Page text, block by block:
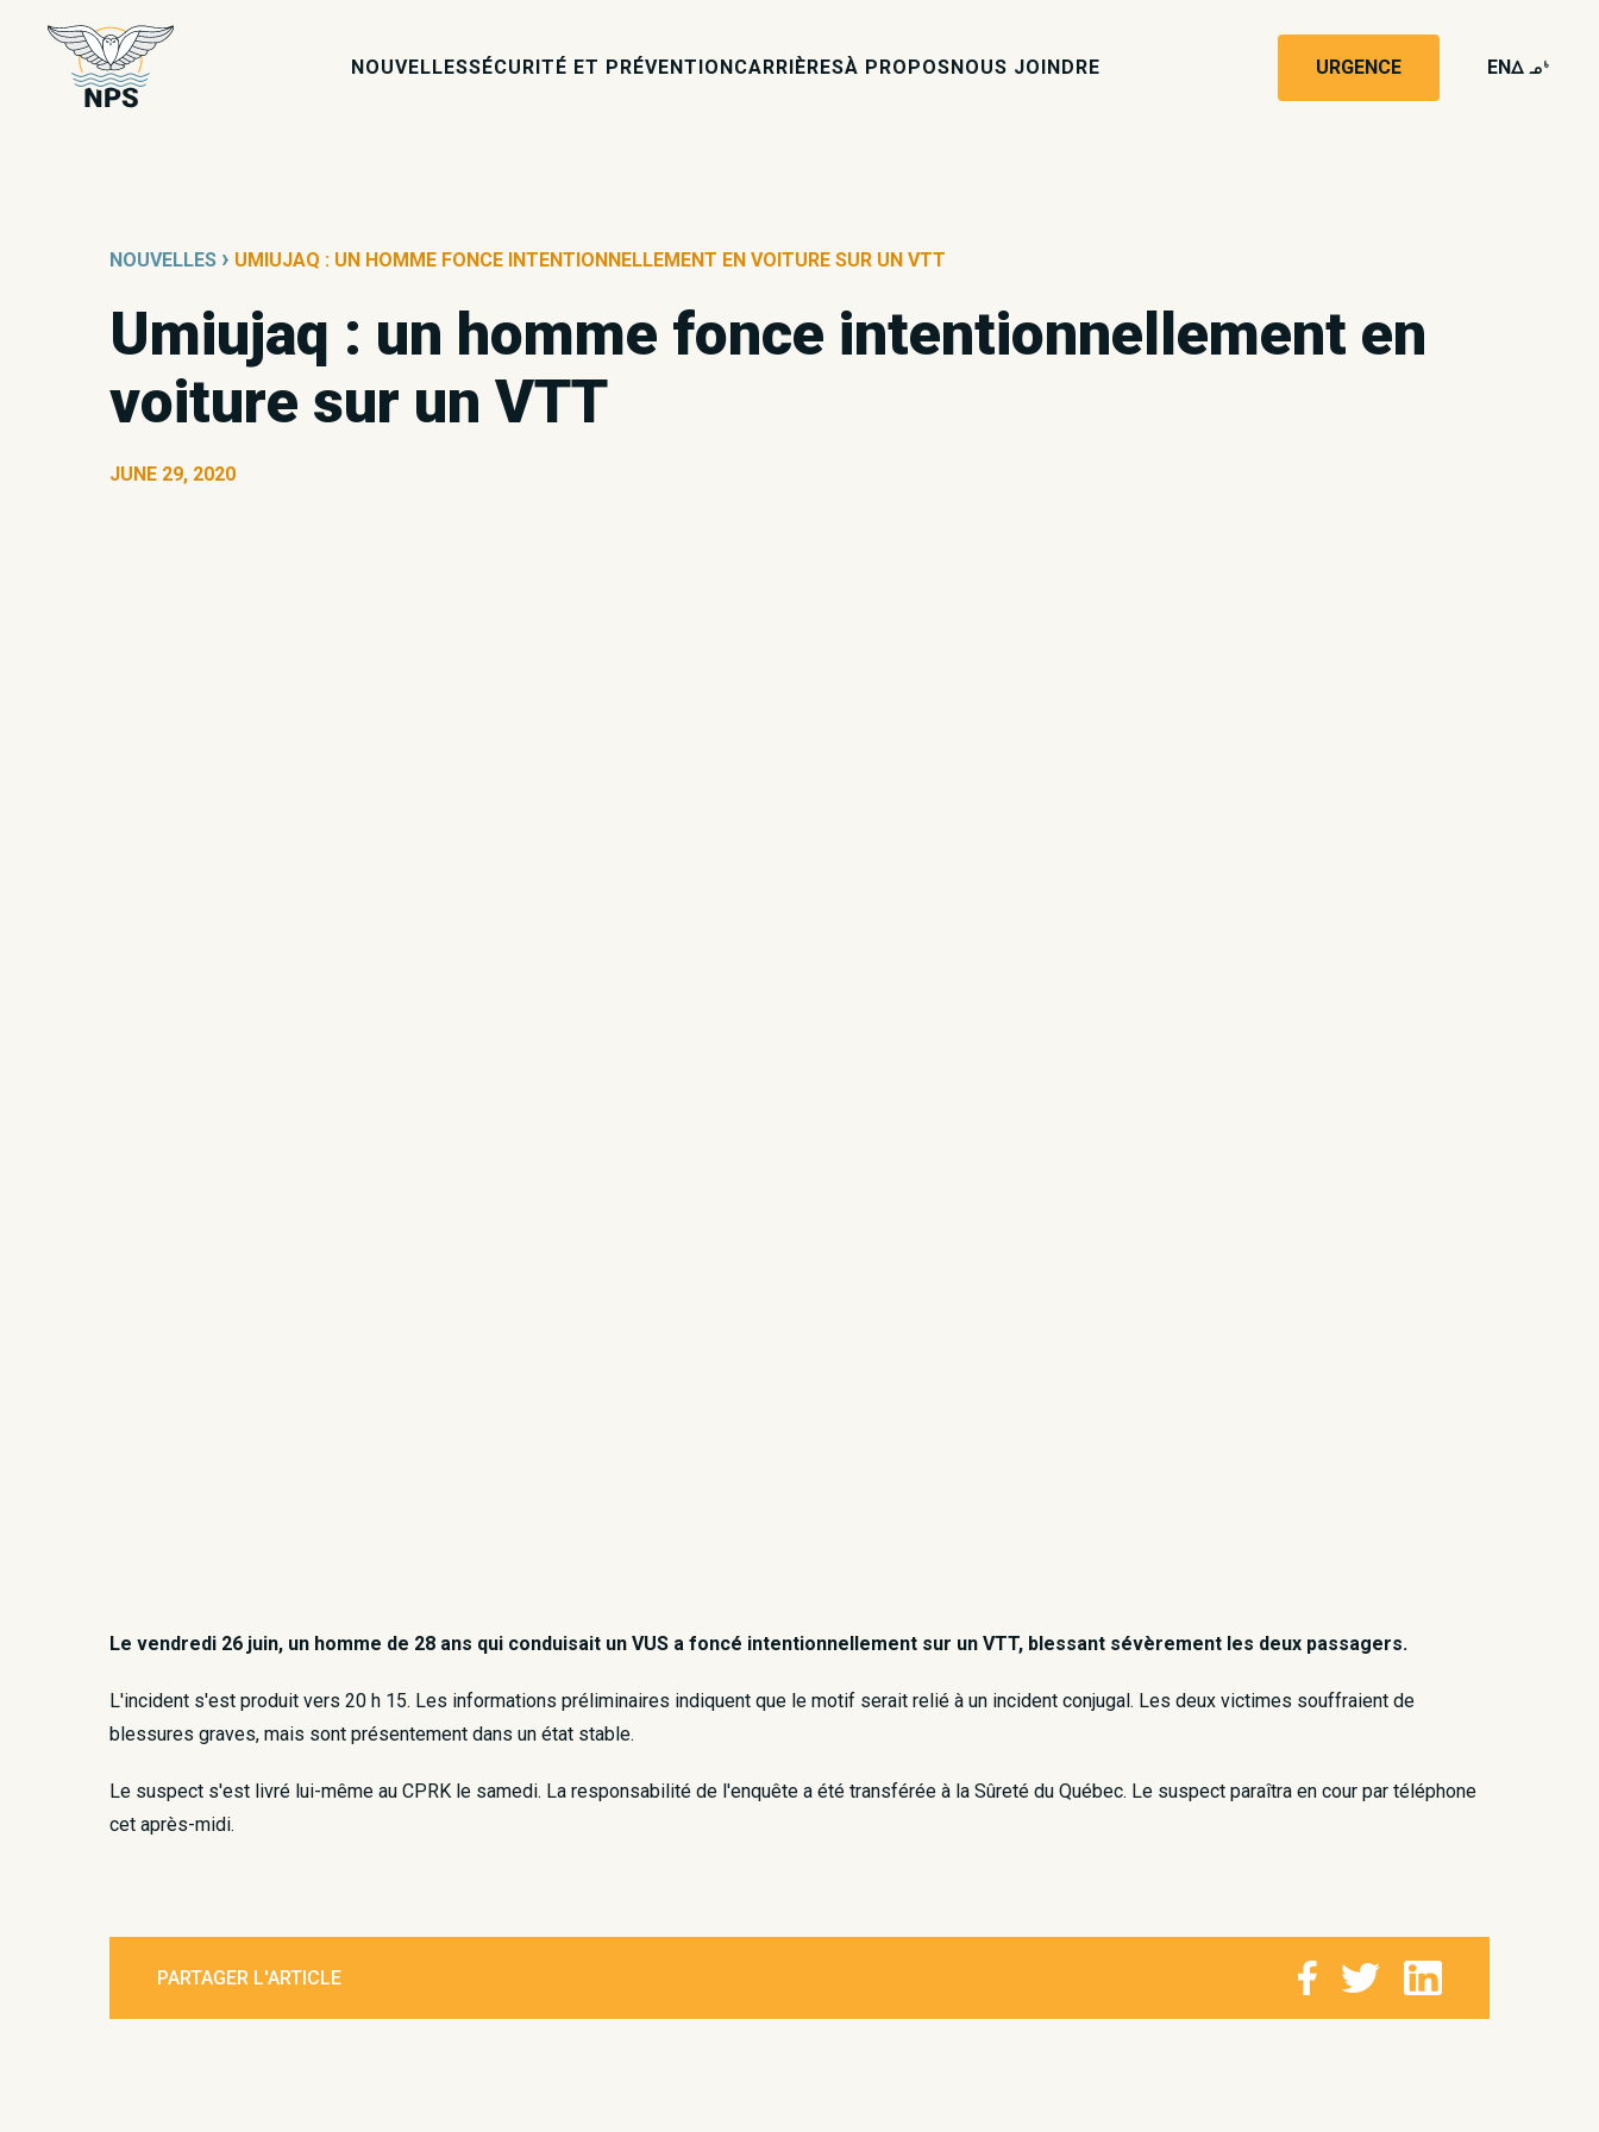
NOUVELLESSÉCURITÉ ET PRÉVENTIONCARRIÈRESÀ PROPOSNOUS JOINDRE URGENCE ENwk4
NOUVELLES › UMIUJAQ : UN HOMME FONCE INTENTIONNELLEMENT EN VOITURE SUR UN VTT
Umiujaq : un homme fonce intentionnellement en
voiture sur un VTT
JUNE 29, 2020
Le vendredi 26 juin, un homme de 28 ans qui conduisait un VUS a foncé intentionnellement sur un VTT, blessant sévèrement les deux passagers.
L'incident s'est produit vers 20 h 15. Les informations préliminaires indiquent que le motif serait relié à un incident conjugal. Les deux victimes souffraient de
blessures graves, mais sont présentement dans un état stable.
Le suspect s'est livré lui-même au CPRK le samedi. La responsabilité de l'enquête a été transférée à la Sûreté du Québec. Le suspect paraîtra en cour par téléphone
cet après-midi.
PARTAGER L'ARTICLE